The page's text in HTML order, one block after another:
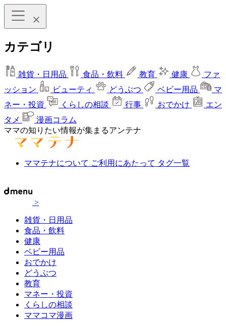
カテゴリ
雑貨・日用品 食品・飲料 教育 健康
ファ
ッション
ビューティ どうぶつ ベビー用品
マ
ネー・投資
くらしの相談 行事 おでかけ
エン
タメ
漫画コラム
ママの知りたい情報が集まるアンテナ
ママテナについて ご利用にあたって タグ一覧
>
雑貨・日用品
食品・飲料
健康
ベビー用品
おでかけ
どうぶつ
教育
マネー・投資
くらしの相談
ママコマ漫画